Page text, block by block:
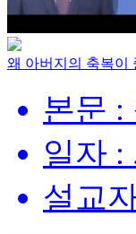
왜 아버지의 축복이
본문 :
일자 :
설교